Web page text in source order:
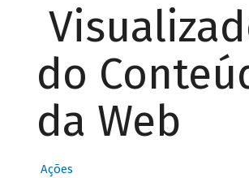
do
da Web
Ações